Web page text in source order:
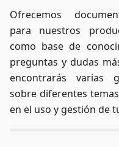
Ofrecemos
para nuestros
como base de
preguntas y dudas
encontrarás varias
sobre diferentes
en el uso y gestión de